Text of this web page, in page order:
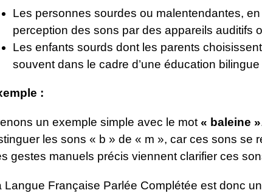
Les personnes sourdes ou malentendantes,
perception des sons par des appareils auditifs
Les enfants sourds dont les parents
souvent dans le cadre d’une éducation
:
un exemple simple avec le mot« baleine »
les sons « b » de « m », car ces sons se
gestes manuels précis viennent clarifier ces
Langue Française Parlée Complétée est donc